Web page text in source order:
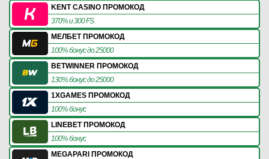
KENT CASINO ПРОМОКОД
370% и 300 FS
МЕЛБЕТ ПРОМОКОД
100% бонус до 25000
BETWINNER ПРОМОКОД
130% бонус до 25000
1XGAMES ПРОМОКОД
100% бонус
LINEBET ПРОМОКОД
100% бонус
MEGAPARI ПРОМОКОД